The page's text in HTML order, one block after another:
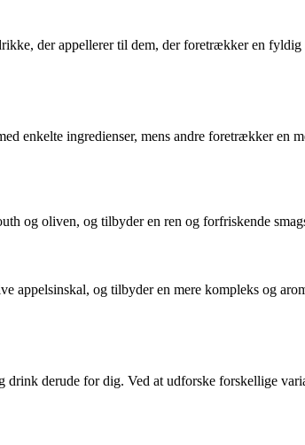
der appellerer til dem, der foretrækker en fyldig
enkelte ingredienser, mens andre foretrækker en
og oliven, og tilbyder en ren og forfriskende
og tilbyder en mere kompleks og
derude for dig. Ved at udforske forskellige